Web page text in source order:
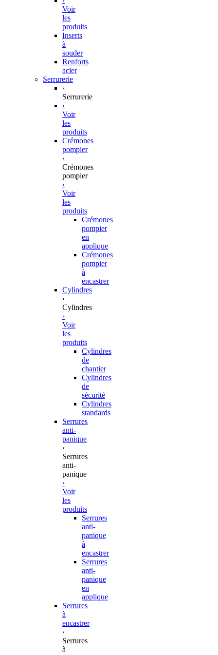
Voir
les
produits
Inserts
à
souder
Renforts
acier
Serrurerie
‹
Serrurerie
›
Voir
les
produits
Crémones
pompier
‹
Crémones
pompier
›
Voir
les
produits
Crémones
pompier
en
applique
Crémones
pompier
à
encastrer
Cylindres
‹
Cylindres
›
Voir
les
produits
Cylindres
de
chantier
Cylindres
de
sécurité
Cylindres
standards
Serrures
anti-
panique
‹
Serrures
anti-
panique
›
Voir
les
produits
Serrures
anti-
panique
à
encastrer
Serrures
anti-
panique
en
applique
Serrures
à
encastrer
‹
Serrures
à